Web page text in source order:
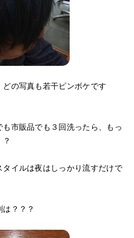
の写真も若干ピンボケです
市販品でも３回洗ったら、もっ
タイルは夜はしっかり流すだけで
？？？